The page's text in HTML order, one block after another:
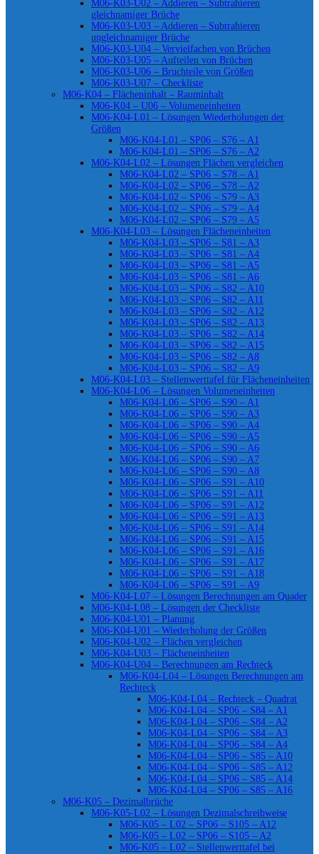
M06-K03-U02 – Addieren – Subtrahieren
gleichnamiger Brüche
M06-K03-U03 – Addieren – Subtrahieren
ungleichnamiger Brüche
M06-K03-U04 – Vervielfachen von Brüchen
M06-K03-U05 – Aufteilen von Brüchen
M06-K03-U06 – Bruchteile von Größen
M06-K03-U07 – Checkliste
M06-K04 – Flächeninhalt – Rauminhalt
M06-K04 – U06 – Volumeneinheiten
M06-K04-L01 – Lösungen Wiederholungen der
Größen
M06-K04-L01 – SP06 – S76 – A1
M06-K04-L01 – SP06 – S76 – A2
M06-K04-L02 – Lösungen Flächen vergleichen
M06-K04-L02 – SP06 – S78 – A1
M06-K04-L02 – SP06 – S78 – A2
M06-K04-L02 – SP06 – S79 – A3
M06-K04-L02 – SP06 – S79 – A4
M06-K04-L02 – SP06 – S79 – A5
M06-K04-L03 – Lösungen Flächeneinheiten
M06-K04-L03 – SP06 – S81 – A3
M06-K04-L03 – SP06 – S81 – A4
M06-K04-L03 – SP06 – S81 – A5
M06-K04-L03 – SP06 – S81 – A6
M06-K04-L03 – SP06 – S82 – A10
M06-K04-L03 – SP06 – S82 – A11
M06-K04-L03 – SP06 – S82 – A12
M06-K04-L03 – SP06 – S82 – A13
M06-K04-L03 – SP06 – S82 – A14
M06-K04-L03 – SP06 – S82 – A15
M06-K04-L03 – SP06 – S82 – A8
M06-K04-L03 – SP06 – S82 – A9
M06-K04-L03 – Stellenwerttafel für Flächeneinheiten
M06-K04-L06 – Lösungen Volumeneinheiten
M06-K04-L06 – SP06 – S90 – A1
M06-K04-L06 – SP06 – S90 – A3
M06-K04-L06 – SP06 – S90 – A4
M06-K04-L06 – SP06 – S90 – A5
M06-K04-L06 – SP06 – S90 – A6
M06-K04-L06 – SP06 – S90 – A7
M06-K04-L06 – SP06 – S90 – A8
M06-K04-L06 – SP06 – S91 – A10
M06-K04-L06 – SP06 – S91 – A11
M06-K04-L06 – SP06 – S91 – A12
M06-K04-L06 – SP06 – S91 – A13
M06-K04-L06 – SP06 – S91 – A14
M06-K04-L06 – SP06 – S91 – A15
M06-K04-L06 – SP06 – S91 – A16
M06-K04-L06 – SP06 – S91 – A17
M06-K04-L06 – SP06 – S91 – A18
M06-K04-L06 – SP06 – S91 – A9
M06-K04-L07 – Lösungen Berechnungen am Quader
M06-K04-L08 – Lösungen der Checkliste
M06-K04-U01 – Planung
M06-K04-U01 – Wiederholung der Größen
M06-K04-U02 – Flächen vergleichen
M06-K04-U03 – Flächeneinheiten
M06-K04-U04 – Berechnungen am Rechteck
M06-K04-L04 – Lösungen Berechnungen am
Rechteck
M06-K04-L04 – Rechteck – Quadrat
M06-K04-L04 – SP06 – S84 – A1
M06-K04-L04 – SP06 – S84 – A2
M06-K04-L04 – SP06 – S84 – A3
M06-K04-L04 – SP06 – S84 – A4
M06-K04-L04 – SP06 – S85 – A10
M06-K04-L04 – SP06 – S85 – A12
M06-K04-L04 – SP06 – S85 – A14
M06-K04-L04 – SP06 – S85 – A16
M06-K05 – Dezimalbrüche
M06-K05-L02 – Lösungen Dezimalschreibweise
M06-K05 – L02 – SP06 – S105 – A12
M06-K05 – L02 – SP06 – S105 – A2
M06-K05 – L02 – Stellenwerttafel bei